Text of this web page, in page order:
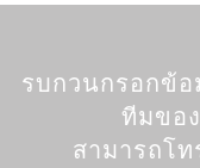
รบกวนกรอกข้อ
ทีมขอ
สามารถโ